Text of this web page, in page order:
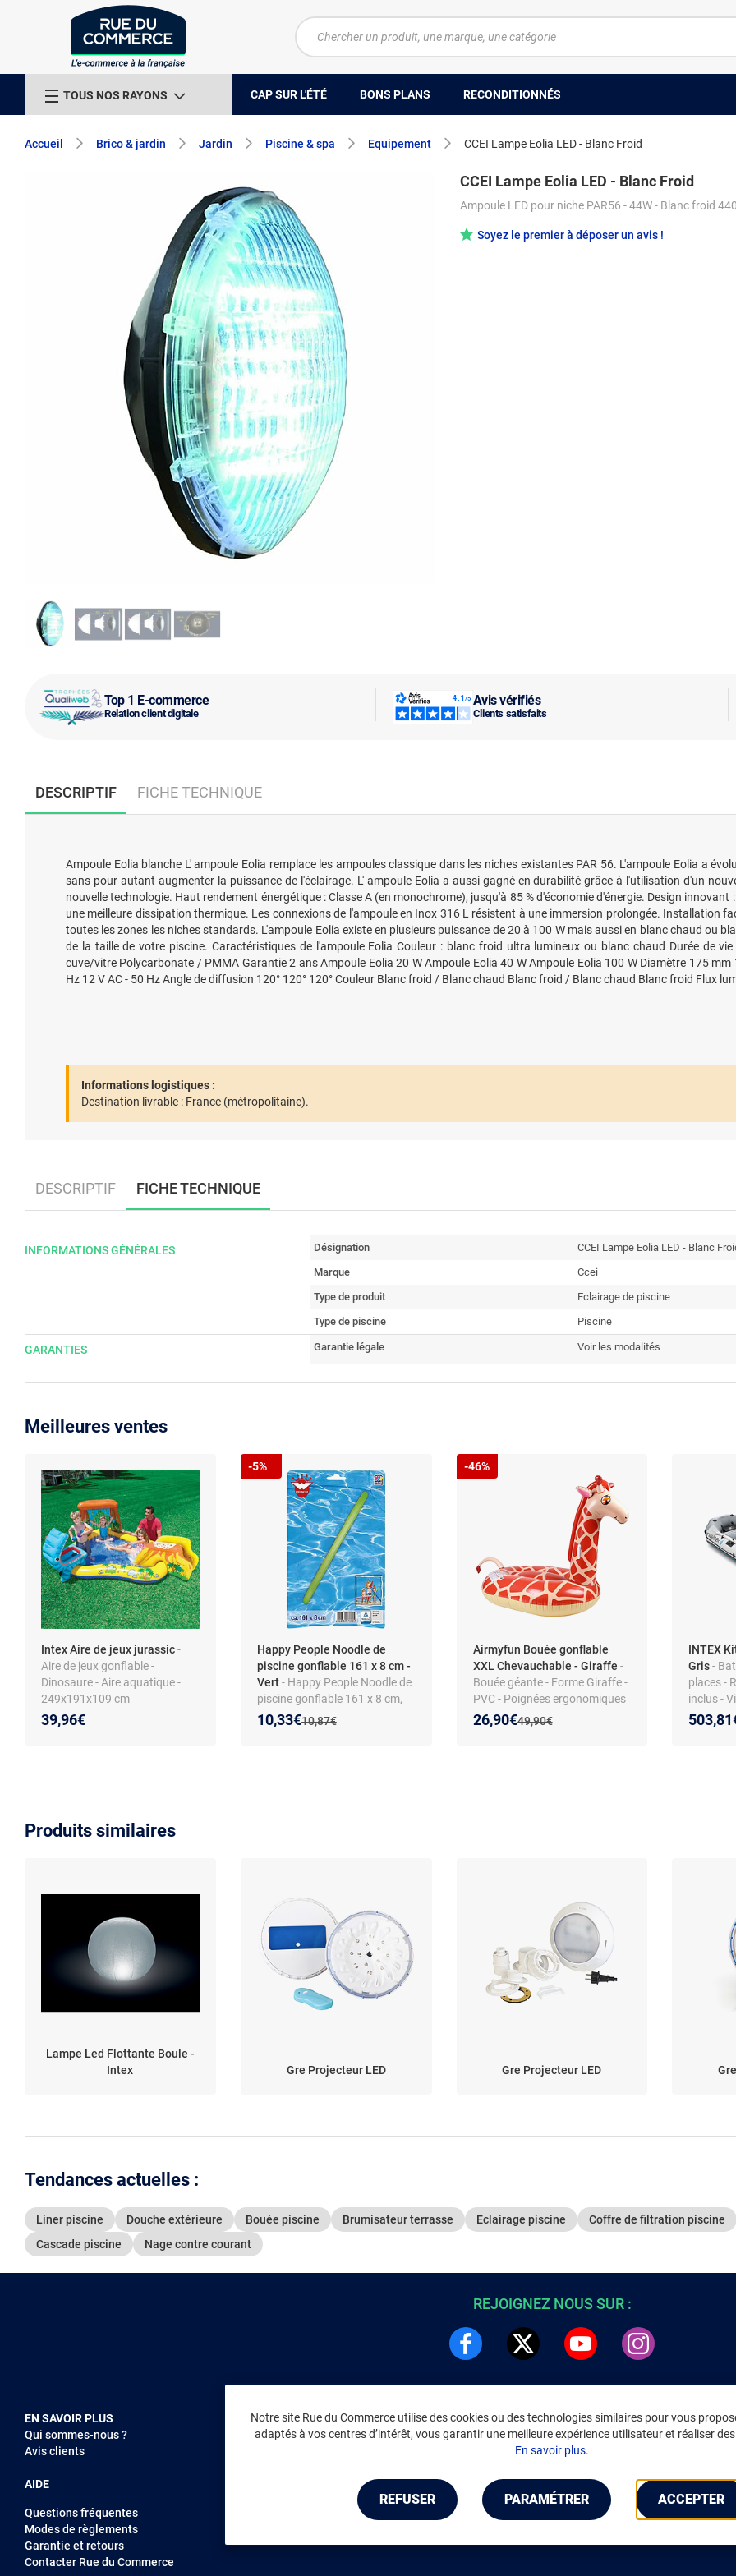
TOUS NOS RAYONS CAP SUR L'ÉTÉ BONS PLANS RECONDITIONNÉS
Accueil Brico & jardin Jardin Piscine & spa Equipement CCEI Lampe Eolia LED - Blanc Froid
Top 1 E-commerce
Relation client digitale
Avis vérifiés
Clients satisfaits
CCEI Lampe Eolia LED - Blanc Froid
Ampoule LED pour niche PAR56 - 44W - Blanc froid
Soyez le premier à déposer un avis !
DESCRIPTIF FICHE TECHNIQUE
Ampoule Eolia blanche L' ampoule Eolia remplace les ampoules classique dans les niches existantes PAR 56. L'ampoule Eolia a
sans pour autant augmenter la puissance de l'éclairage. L' ampoule Eolia a aussi gagné en durabilité grâce à l'utilisation d'un
nouvelle technologie. Haut rendement énergétique : Classe A (en monochrome), jusqu'à 85 % d'économie d'énergie. Design
une meilleure dissipation thermique. Les connexions de l'ampoule en Inox 316 L résistent à une immersion prolongée. Installation
toutes les zones les niches standards. L'ampoule Eolia existe en plusieurs puissance de 20 à 100 W mais aussi en blanc chaud ou
de la taille de votre piscine. Caractéristiques de l'ampoule Eolia Couleur : blanc froid ultra lumineux ou blanc chaud Durée de
cuve/vitre Polycarbonate / PMMA Garantie 2 ans Ampoule Eolia 20 W Ampoule Eolia 40 W Ampoule Eolia 100 W Diamètre 175
Hz 12 V AC - 50 Hz Angle de diffusion 120° 120° 120° Couleur Blanc froid / Blanc chaud Blanc froid / Blanc chaud Blanc froid Flux
Informations logistiques :
Destination livrable : France (métropolitaine).
DESCRIPTIF FICHE TECHNIQUE
INFORMATIONS GÉNÉRALES Désignation
CCEI Lampe Eolia LED - Blanc
Marque
Ccei
Type de produit
Eclairage de piscine
Type de piscine
Piscine
GARANTIES Garantie légale Voir les modalités
Meilleures ventes
Intex Aire de jeux jurassic-
Aire de jeux gonflable -
Dinosaure - Aire aquatique -
249x191x109 cm
39,96€
Happy People Noodle de
piscine gonflable 161 x 8 cm -
Vert- Happy People Noodle de
piscine gonflable 161 x 8 cm,
vert (sans sélection, 1 pièce)
Ancien prix :
10,87€
Nouveau prix :
10,33€
Réduction de :
-5%
Airmyfun Bouée gonflable
XXL Chevauchable - Giraffe -
Bouée géante - Forme Giraffe -
PVC - Poignées ergonomiques
- 140 x 140 x 105 cm
Ancien prix :
49,90€
Nouveau prix :
26,90€
Réduction de :
-46%
INTEX
Gris-
places -
inclus -
328 x
Produits similaires
Lampe Led Flottante Boule -
Intex
Gre Projecteur LED Gre Projecteur LED
Tendances actuelles :
Liner piscine Douche extérieure Bouée piscine Brumisateur terrasse Eclairage piscine
Coffre de filtration piscine
Cascade piscine
Nage contre courant
Notre site Rue du Commerce utilise des cookies ou des technologies similaires pour vous
adaptés à vos centres d’intérêt, vous garantir une meilleure expérience utilisateur et réaliser
En savoir plus.
REFUSER PARAMÉTRER ACCEPTER
REJOIGNEZ NOUS SUR :
EN SAVOIR PLUS
Qui sommes-nous ?
Avis clients
AIDE
Questions fréquentes
Modes de règlements
Garantie et retours
Contacter Rue du Commerce
NOUS REJOINDRE
Vendez sur RDC
INFORMATIONS LÉGALES
Environnement
CGV/CGU Marketplace
Gérer mes cookies
Mentions légales
Accessibilité : non conforme